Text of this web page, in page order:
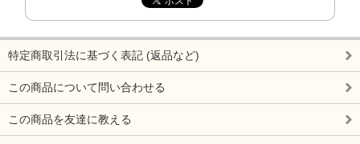
特定商取引法に基づく表記 (返品など)
この商品について問い合わせる
この商品を友達に教える